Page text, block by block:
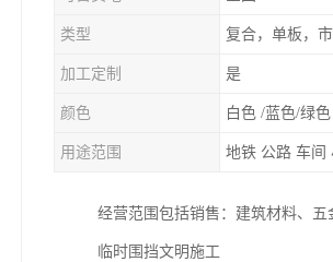
类型 复合，单板，
加工定制 是
颜色 白色 /蓝色/绿色
用途范围 地铁 公路 车间
经营范围包括销售：建筑材料、
临时围挡文明施工